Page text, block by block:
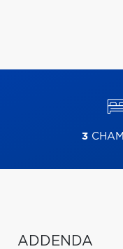
3
ADDENDA